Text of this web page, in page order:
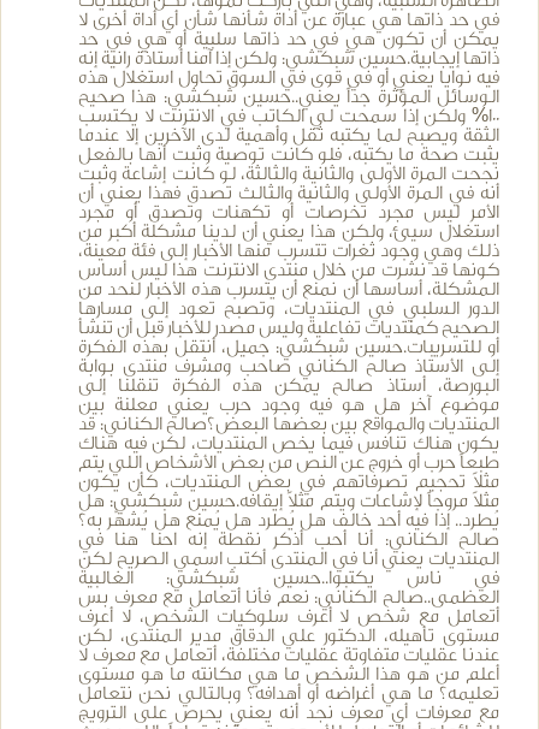
في حد ذاتها هي عبارة عن أداة شأنها شأن أي أداة أخرى لا
يمكن أن تكون هي في حد ذاتها سلبية أو هي في حد
ذاتها إيجابية.حسين شبكشي: ولكن إذا آمنا أستاذة رانية إنه
فيه نوايا يعني أو في قوى في السوق تحاول استغلال هذه
الوسائل المؤثرة جداً يعني..حسين شبكشي: هذا صحيح
100% ولكن إذا سمحت لي الكاتب في الانترنت لا يكتسب
الثقة ويصبح لما يكتبه ثقل وأهمية لدى الآخرين إلا عندما
يثبت صحة ما يكتبه، فلو كانت توصية وثبت أنها بالفعل
نجحت المرة الأولى والثانية والثالثة، لو كانت إشاعة وثبت
أنه في المرة الأولى والثانية والثالث تصدق فهذا يعني أن
الأمر ليس مجرد تخرصات أو تكهنات وتصدق أو مجرد
استغلال سيئ، ولكن هذا يعني أن لدينا مشكلة أكبر من
ذلك وهي وجود ثغرات تتسرب منها الأخبار إلى فئة معينة،
كونها قد نشرت من خلال منتدى الانترنت هذا ليس أساس
المشكلة، أساسها أن نمنع أن يتسرب هذه الأخبار لنحد من
الدور السلبي في المنتديات، وتصبح تعود إلى مسارها
الصحيح كمنتديات تفاعلية وليس مصدر للأخبار قبل أن تنشأ
أو للتسريبات.حسين شبكشي: جميل، أنتقل بهذه الفكرة
إلى الأستاذ صالح الكناني صاحب ومشرف منتدى بوابة
البورصة، أستاذ صالح يمكن هذه الفكرة تنقلنا إلى
موضوع آخر هل هو فيه وجود حرب يعني معلنة بين
المنتديات والمواقع بين بعضها البعض؟صالح الكناني: قد
يكون هناك تنافس فيما يخص المنتديات، لكن فيه هناك
طبعاً حرب أو خروج عن النص من بعض الأشخاص اللي يتم
مثلاً تحجيم تصرفاتهم في بعض المنتديات، كأن يكون
مثلاً مروجاً لإشاعات ويتم مثلاً إيقافه.حسين شبكشي: هل
يُطرد.. إذا فيه أحد خالف هل يُطرد هل يُمنع هل يُشهّر به؟
صالح الكناني: أنا أحب أذكر نقطة إنه احنا هنا في
المنتديات يعني أنا في المنتدى أكتب اسمي الصريح لكن
في ناس يكتبوا..حسين شبكشي: الغالبية
العظمى..صالح الكناني: نعم فأنا أتعامل مع معرف بس
أتعامل مع شخص لا أعرف سلوكيات الشخص، لا أعرف
مستوى تأهيله، الدكتور علي الدقاق مدير المنتدى، لكن
عندنا عقليات متفاوتة عقليات مختلفة، أتعامل مع معرف لا
أعلم من هو هذا الشخص ما هي مكانته ما هو مستوى
تعليمه؟ ما هي أغراضه أو أهدافه؟ وبالتالي نحن نتعامل
مع معرفات أي معرف نجد أنه يعني يحرص على الترويج